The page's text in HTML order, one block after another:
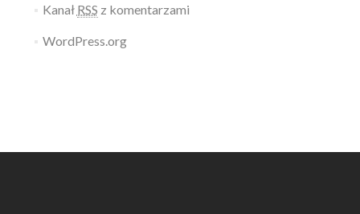
Kanał RSS z komentarzami
WordPress.org